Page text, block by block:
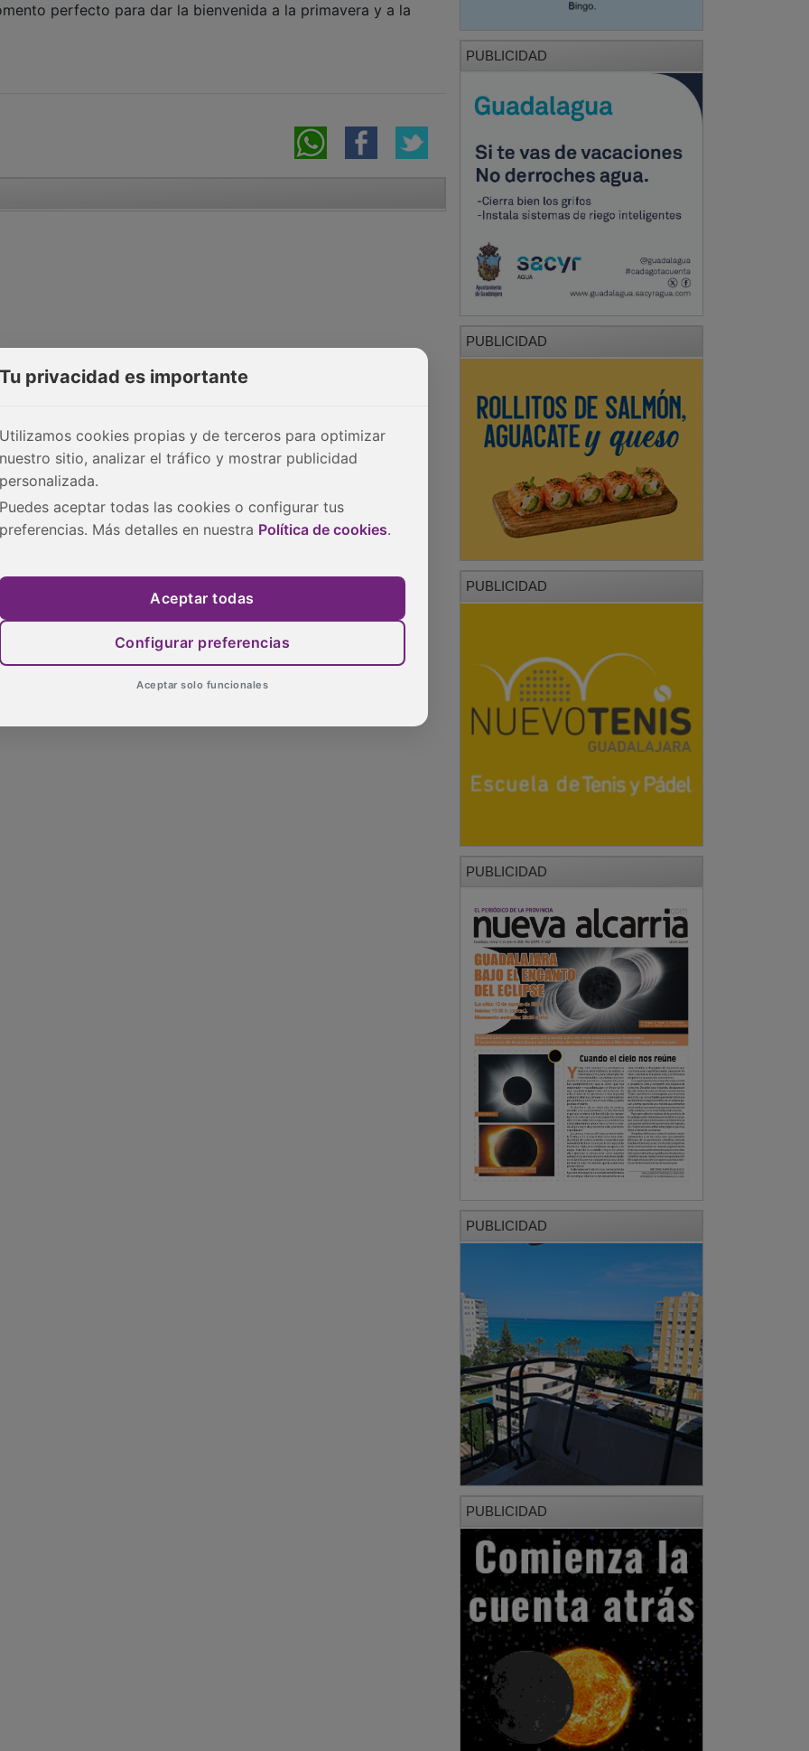
perfecto para dar la bienvenida a la primavera y a la
PUBLICIDAD
PUBLICIDAD
PUBLICIDAD
PUBLICIDAD
PUBLICIDAD
PUBLICIDAD
Tu privacidad es importante
Utilizamos cookies propias y de terceros para optimizar
nuestro sitio, analizar el tráfico y mostrar publicidad
personalizada.
Puedes aceptar todas las cookies o configurar tus
preferencias. Más detalles en nuestra Política de cookies.
Aceptar todas
Configurar preferencias
Aceptar solo funcionales